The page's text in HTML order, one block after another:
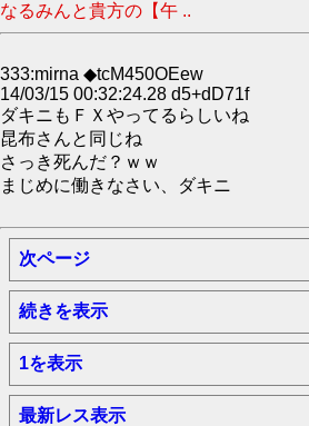
なるみんと貴方の【午 ..
333:mirna ◆tcM450OEew
14/03/15 00:32:24.28 d5+dD71f
ダキニもＦＸやってるらしいね
昆布さんと同じね
さっき死んだ？ｗｗ
まじめに働きなさい、ダキニ
次ページ
続きを表示
1を表示
最新レス表示